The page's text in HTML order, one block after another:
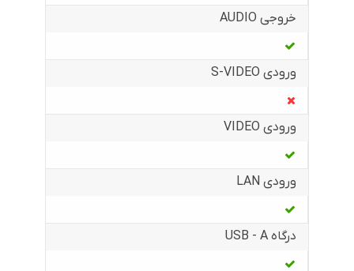
خروجی AUDIO
ورودی S-VIDEO
ورودی VIDEO
ورودی LAN
درگاه USB - A